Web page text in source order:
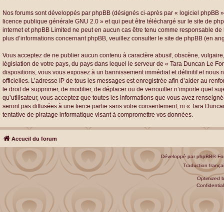
Nos forums sont développés par phpBB (désignés ci-après par « logiciel
licence publique générale GNU 2.0 » et qui peut être téléchargé sur le site de
internet et phpBB Limited ne peut en aucun cas être tenu comme responsable
plus d’informations concernant phpBB, veuillez consulter le site de phpBB (en
Vous acceptez de ne publier aucun contenu à caractère abusif, obscène,
législation de votre pays, du pays dans lequel le serveur de « Tara Duncan Le
dispositions, vous vous exposez à un bannissement immédiat et définitif et nous
officielles. L’adresse IP de tous les messages est enregistrée afin d’aider au
le droit de supprimer, de modifier, de déplacer ou de verrouiller n’importe quel
qu’utilisateur, vous acceptez que toutes les informations que vous avez
seront pas diffusées à une tierce partie sans votre consentement, ni « Tara
tentative de piratage informatique visant à compromettre vos données.
Accueil du forum
Développé parphpBB®
Traduction
Optimized